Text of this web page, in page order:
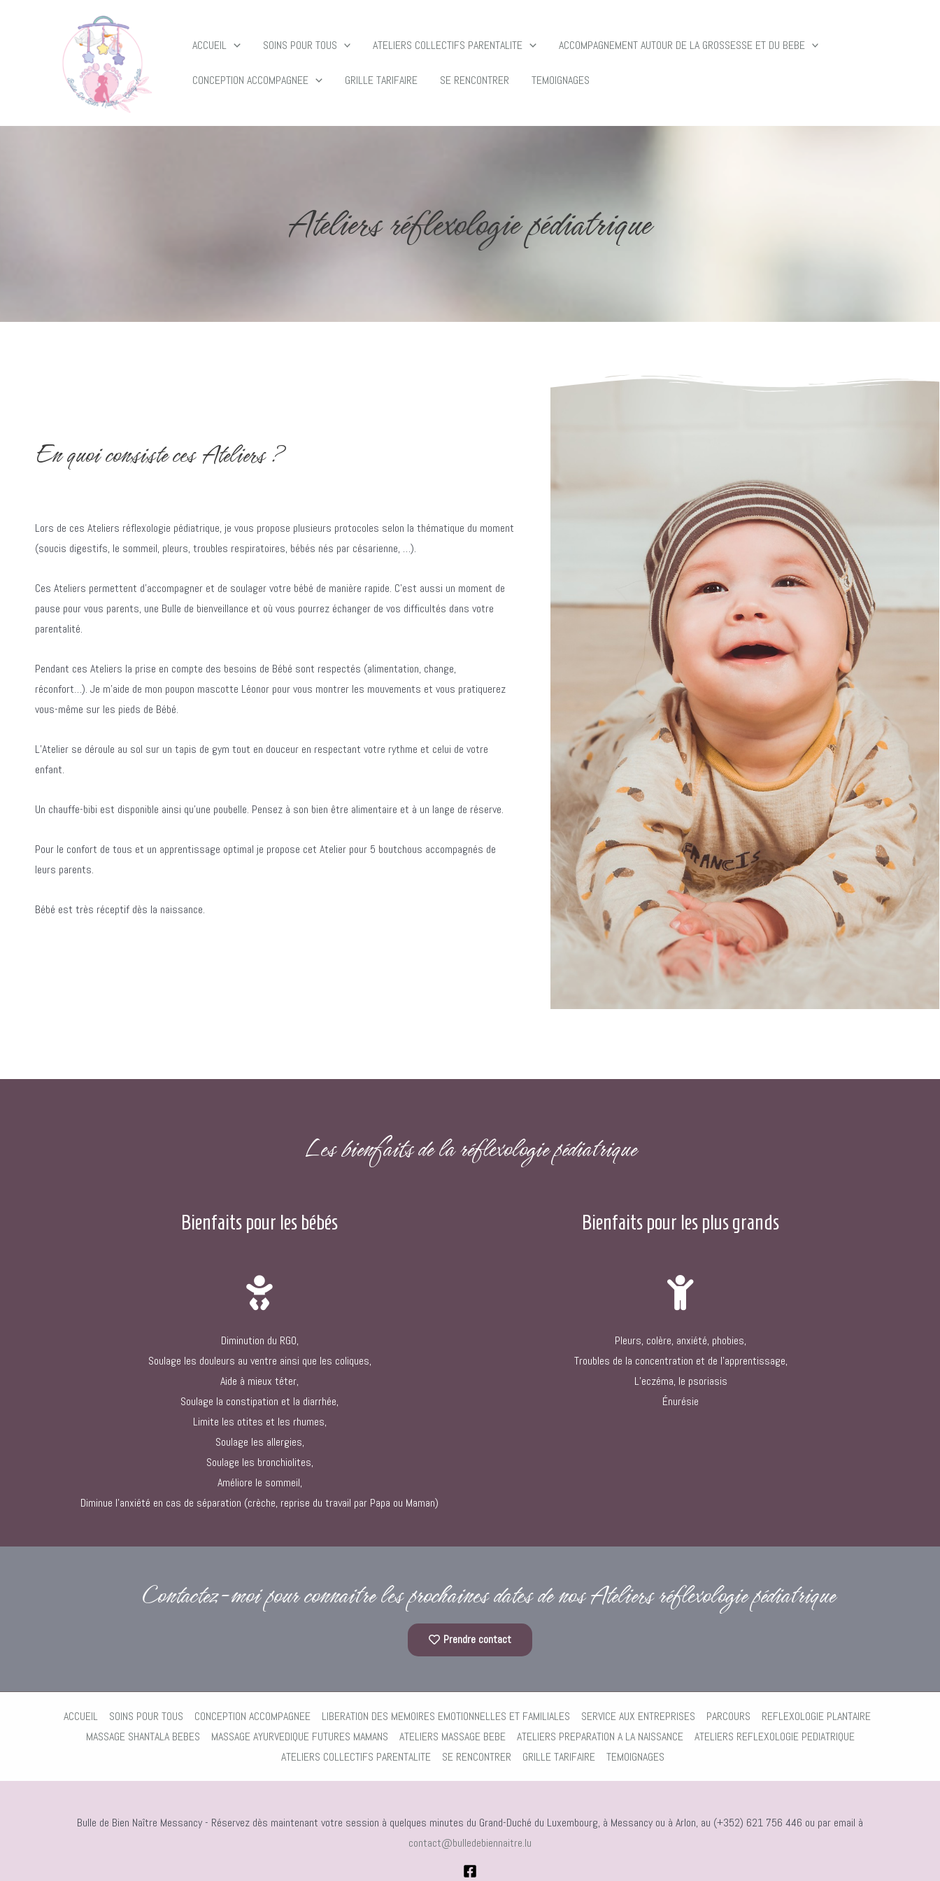
ACCUEIL SOINS POUR TOUS ATELIERS COLLECTIFS PARENTALITE ACCOMPAGNEMENT AUTOUR DE LA GROSSESSE ET DU BEBE
CONCEPTION ACCOMPAGNEE GRILLE TARIFAIRE SE RENCONTRER TEMOIGNAGES
Ateliers réflexologie pédiatrique
En quoi consiste ces Ateliers ?
Lors de ces Ateliers réflexologie pédiatrique, je vous propose plusieurs protocoles selon la thématique du moment
(soucis digestifs, le sommeil, pleurs, troubles respiratoires, bébés nés par césarienne, …).
Ces Ateliers permettent d’accompagner et de soulager votre bébé de manière rapide. C’est aussi un moment de
pause pour vous parents, une Bulle de bienveillance et où vous pourrez échanger de vos difficultés dans votre
parentalité.
Pendant ces Ateliers la prise en compte des besoins de Bébé sont respectés (alimentation, change,
réconfort…). Je m’aide de mon poupon mascotte Léonor pour vous montrer les mouvements et vous pratiquerez
vous-même sur les pieds de Bébé.
L’Atelier se déroule au sol sur un tapis de gym tout en douceur en respectant votre rythme et celui de votre
enfant.
Un chauffe-bibi est disponible ainsi qu’une poubelle. Pensez à son bien être alimentaire et à un lange de réserve.
Pour le confort de tous et un apprentissage optimal je propose cet Atelier pour 5 boutchous accompagnés de
leurs parents.
Bébé est très réceptif dès la naissance.
Les bienfaits de la réflexologie pédiatrique
Bienfaits pour les bébés
Diminution du RGO,
Soulage les douleurs au ventre ainsi que les coliques,
Aide à mieux téter,
Soulage la constipation et la diarrhée,
Limite les otites et les rhumes,
Soulage les allergies,
Soulage les bronchiolites,
Améliore le sommeil,
Diminue l’anxiété en cas de séparation (crèche, reprise du travail par Papa ou Maman)
Bienfaits pour les plus grands
Pleurs, colère, anxiété, phobies,
Troubles de la concentration et de l’apprentissage,
L’eczéma, le psoriasis
Énurésie
Contactez-moi pour connaitre les prochaines dates de nos Ateliers réflexologie pédiatrique
Prendre contact
ACCUEIL SOINS POUR TOUS CONCEPTION ACCOMPAGNEE LIBERATION DES MEMOIRES EMOTIONNELLES ET FAMILIALES SERVICE AUX ENTREPRISES PARCOURS
REFLEXOLOGIE PLANTAIRE
MASSAGE SHANTALA BEBES
MASSAGE AYURVEDIQUE FUTURES MAMANS ATELIERS MASSAGE BEBE ATELIERS PREPARATION A LA NAISSANCE
ATELIERS REFLEXOLOGIE PEDIATRIQUE
ATELIERS COLLECTIFS PARENTALITE
SE RENCONTRER GRILLE TARIFAIRE TEMOIGNAGES
Bulle de Bien Naître Messancy - Réservez dès maintenant votre session à quelques minutes du Grand-Duché du Luxembourg, à Messancy ou à Arlon, au (+352) 621 756 446 ou par email à
contact@bulledebiennaitre.lu